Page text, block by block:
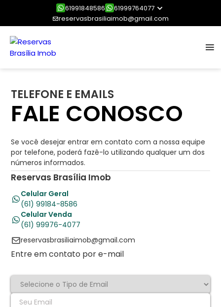
61991848586
61999764077
reservasbrasiliaimob@gmail.com
TELEFONE E EMAILS
FALE CONOSCO
Se você desejar entrar em contato com a nossa equipe
por telefone, poderá fazê-lo utilizando qualquer um dos
números informados.
Reservas Brasília Imob
Celular Geral
(61) 99184-8586
Celular Venda
(61) 99976-4077
reservasbrasiliaimob@gmail.com
Entre em contato por e-mail